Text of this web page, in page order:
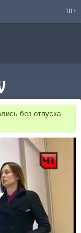
18+
без отпуска